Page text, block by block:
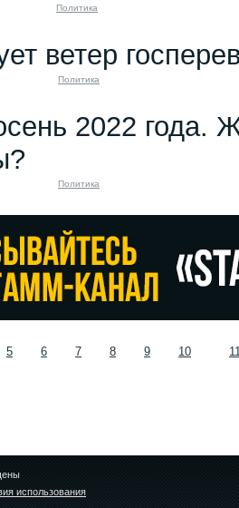
Политика
ветер
Политика
2022 года.
Политика
5 6 7 8 9 10
использования